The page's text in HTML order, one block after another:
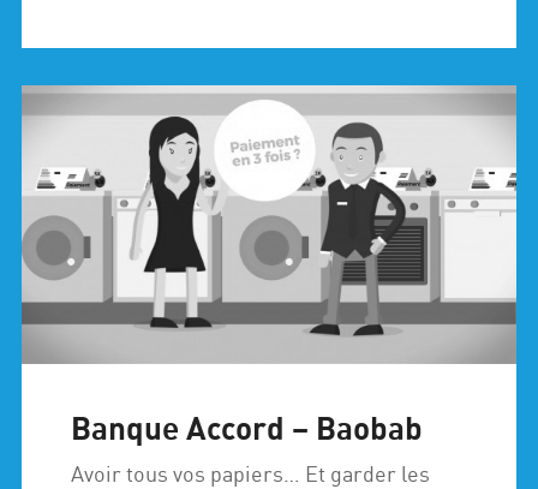
Banque Accord – Baobab
Avoir tous vos papiers… Et garder les